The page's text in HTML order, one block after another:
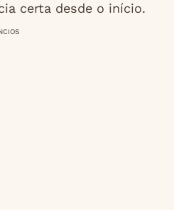
certa desde o início.